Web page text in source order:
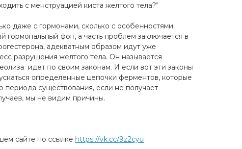
с менструацией киста желтого тела?"
даже с гормонами, сколько с особенностями
гормональный фон, а часть проблем заключается в
адекватным образом идут уже
разрушения желтого тела. Он называется
идет по своим законам. И если вот эти законы
определенные цепочки ферментов, которые
периода существования, если не получает
мы не видим причины.
сайте по ссылке https://vk.cc/9z2cyu